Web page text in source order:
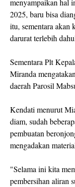
menyampaikan hal
2025, baru bisa
itu, sementara akan
darurat terlebih
Sementara Plt
Miranda
daerah Parosil
Kendati menurut
diam, sudah
pembuatan
mengadakan
"Selama ini kita
pembersihan aliran